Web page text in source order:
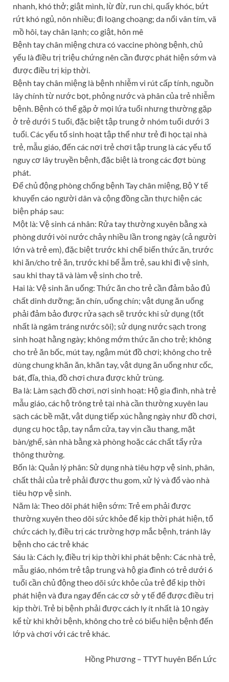
nhanh, khó thở; giật mình, lừ đừ, run chi, quấy khóc, bứt
rứt khó ngủ, nôn nhiều; đi loạng choạng; da nổi vân tím, vã
mồ hôi, tay chân lạnh; co giật, hôn mê
Bệnh tay chân miệng chưa có vaccine phòng bệnh, chủ
yếu là điều trị triệu chứng nên cần được phát hiện sớm và
được điều trị kịp thời.
Bệnh tay chân miệng là bệnh nhiễm vi rút cấp tính, nguồn
lây chính từ nước bọt, phỏng nước và phân của trẻ nhiễm
bệnh. Bệnh có thể gặp ở mọi lứa tuổi nhưng thường gặp
ở trẻ dưới 5 tuổi, đặc biệt tập trung ở nhóm tuổi dưới 3
tuổi. Các yếu tố sinh hoạt tập thể như trẻ đi học tại nhà
trẻ, mẫu giáo, đến các nơi trẻ chơi tập trung là các yếu tố
nguy cơ lây truyền bệnh, đặc biệt là trong các đợt bùng
phát.
Để chủ động phòng chống bệnh Tay chân miệng, Bộ Y tế
khuyến cáo người dân và cộng đồng cần thực hiện các
biện pháp sau:
Một là: Vệ sinh cá nhân: Rửa tay thường xuyên bằng xà
phòng dưới vòi nước chảy nhiều lần trong ngày (cả người
lớn và trẻ em), đặc biệt trước khi chế biến thức ăn, trước
khi ăn/cho trẻ ăn, trước khi bế ẵm trẻ, sau khi đi vệ sinh,
sau khi thay tã và làm vệ sinh cho trẻ.
Hai là: Vệ sinh ăn uống: Thức ăn cho trẻ cần đảm bảo đủ
chất dinh dưỡng; ăn chín, uống chín; vật dụng ăn uống
phải đảm bảo được rửa sạch sẽ trước khi sử dụng (tốt
nhất là ngâm tráng nước sôi); sử dụng nước sạch trong
sinh hoạt hằng ngày; không mớm thức ăn cho trẻ; không
cho trẻ ăn bốc, mút tay, ngậm mút đồ chơi; không cho trẻ
dùng chung khăn ăn, khăn tay, vật dụng ăn uống như cốc,
bát, đĩa, thìa, đồ chơi chưa được khử trùng.
Ba là: Làm sạch đồ chơi, nơi sinh hoạt: Hộ gia đình, nhà trẻ
mẫu giáo, các hộ trông trẻ tại nhà cần thường xuyên lau
sạch các bề mặt, vật dụng tiếp xúc hằng ngày như đồ chơi,
dụng cụ học tập, tay nắm cửa, tay vịn cầu thang, mặt
bàn/ghế, sàn nhà bằng xà phòng hoặc các chất tẩy rửa
thông thường.
Bốn là: Quản lý phân: Sử dụng nhà tiêu hợp vệ sinh, phân,
chất thải của trẻ phải được thu gom, xử lý và đổ vào nhà
tiêu hợp vệ sinh.
Năm là: Theo dõi phát hiện sớm: Trẻ em phải được
thường xuyên theo dõi sức khỏe để kịp thời phát hiện, tổ
chức cách ly, điều trị các trường hợp mắc bệnh, tránh lây
bệnh cho các trẻ khác
Sáu là: Cách ly, điều trị kịp thời khi phát bệnh: Các nhà trẻ,
mẫu giáo, nhóm trẻ tập trung và hộ gia đình có trẻ dưới 6
tuổi cần chủ động theo dõi sức khỏe của trẻ để kịp thời
phát hiện và đưa ngay đến các cơ sở y tế để được điều trị
kịp thời. Trẻ bị bệnh phải được cách ly ít nhất là 10 ngày
kể từ khi khởi bệnh, không cho trẻ có biểu hiện bệnh đến
lớp và chơi với các trẻ khác.
Hồng Phương – TTYT huyên Bến Lức